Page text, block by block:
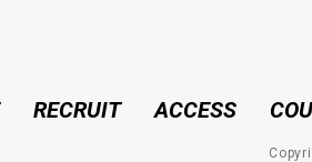
RECRUIT ACCESS